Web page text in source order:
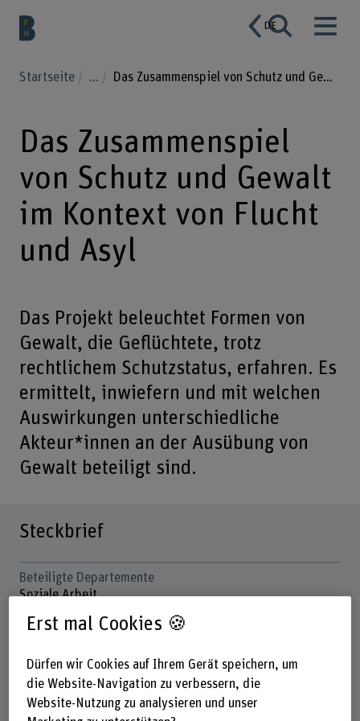
DE
Startseite ... Das Zusammenspiel von Schutz und Gewalt im Kontext von Flucht und Asyl
Das Zusammenspiel
von Schutz und Gewalt
im Kontext von Flucht
und Asyl
Das Projekt beleuchtet Formen von
Gewalt, die Geflüchtete, trotz
rechtlichem Schutzstatus, erfahren. Es
ermittelt, inwiefern und mit welchen
Auswirkungen unterschiedliche
Akteur*innen an der Ausübung von
Gewalt beteiligt sind.
Steckbrief
Beteiligte Departemente
Soziale Arbeit
Institut(e)
Strategisches Themenfeld
Themenfeld Caring Society
Erst mal Cookies 🍪
Dürfen wir Cookies auf Ihrem Gerät speichern, um
die Website-Navigation zu verbessern, die
Website-Nutzung zu analysieren und unser